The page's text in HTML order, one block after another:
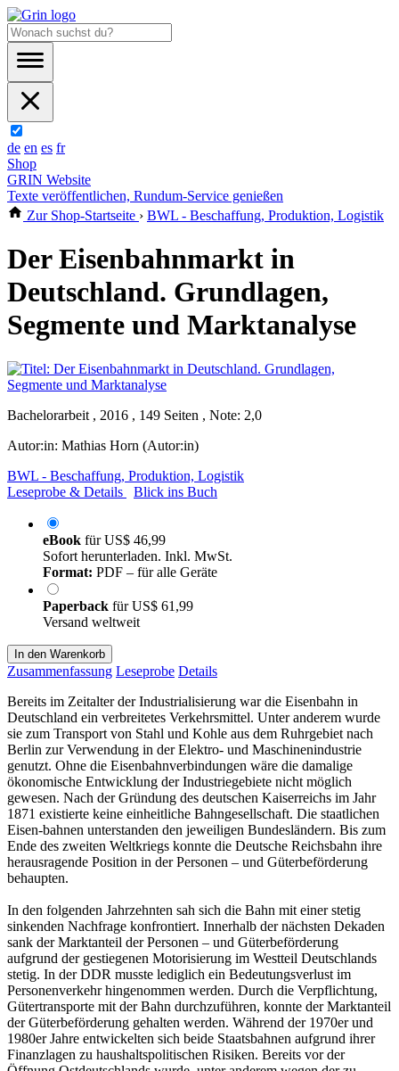
de en es fr
Shop
GRIN Website
Texte veröffentlichen, Rundum-Service genießen
Zur Shop-Startseite › BWL - Beschaffung, Produktion, Logistik
Der Eisenbahnmarkt in
Deutschland. Grundlagen,
Segmente und Marktanalyse
Bachelorarbeit , 2016 , 149 Seiten , Note: 2,0
Autor:in: Mathias Horn (Autor:in)
BWL - Beschaffung, Produktion, Logistik
Leseprobe & Details
Blick ins Buch
eBook fürUS$ 46,99
Sofort herunterladen. Inkl. MwSt.
Format: PDF – für alle Geräte
Paperback fürUS$ 61,99
Versand weltweit
In den Warenkorb
Zusammenfassung Leseprobe Details
Bereits im Zeitalter der Industrialisierung war die Eisenbahn in
Deutschland ein verbreitetes Verkehrsmittel. Unter anderem wurde
sie zum Transport von Stahl und Kohle aus dem Ruhrgebiet nach
Berlin zur Verwendung in der Elektro- und Maschinenindustrie
genutzt. Ohne die Eisenbahnverbindungen wäre die damalige
ökonomische Entwicklung der Industriegebiete nicht möglich
gewesen. Nach der Gründung des deutschen Kaiserreichs im Jahr
1871 existierte keine einheitliche Bahngesellschaft. Die staatlichen
Eisen-bahnen unterstanden den jeweiligen Bundesländern. Bis zum
Ende des zweiten Weltkriegs konnte die Deutsche Reichsbahn ihre
herausragende Position in der Personen – und Güterbeförderung
behaupten.
In den folgenden Jahrzehnten sah sich die Bahn mit einer stetig
sinkenden Nachfrage konfrontiert. Innerhalb der nächsten Dekaden
sank der Marktanteil der Personen – und Güterbeförderung
aufgrund der gestiegenen Motorisierung im Westteil Deutschlands
stetig. In der DDR musste lediglich ein Bedeutungsverlust im
Personenverkehr hingenommen werden. Durch die Verpflichtung,
Gütertransporte mit der Bahn durchzuführen, konnte der Marktanteil
der Güterbeförderung gehalten werden. Während der 1970er und
1980er Jahre entwickelten sich beide Staatsbahnen aufgrund ihrer
Finanzlagen zu haushaltspolitischen Risiken. Bereits vor der